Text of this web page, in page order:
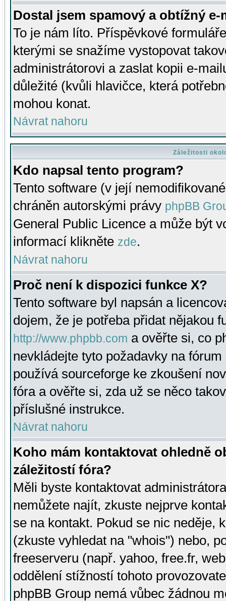
Dostal jsem spamový a obtížný
To je nám líto. Příspěvkové
kterými se snažíme vystopovat
administrátorovi a zaslat kopii e-
důležité (kvůli hlavičce, která
mohou konat.
Návrat nahoru
Záležitosti
Kdo napsal tento program?
Tento software (v její
chráněn autorskými právy phpBB
General Public Licence a může být
informací klikněte zde.
Návrat nahoru
Proč není k dispozici funkce X?
Tento software byl napsán a
dojem, že je potřeba přidat nějakou
http://www.phpbb.com a ověřte si, co
nevkládejte tyto požadavky na
používá sourceforge ke zkoušení
fóra a ověřte si, zda už se něco
příslušné instrukce.
Návrat nahoru
Koho mám kontaktovat ohledně
záležitostí fóra?
Měli byste kontaktovat
nemůžete najít, zkuste nejprve
se na kontakt. Pokud se nic neděje,
(zkuste vyhledat na "whois") nebo,
freeserveru (např. yahoo, free.fr,
oddělení stížností tohoto
phpBB Group nemá vůbec žádnou